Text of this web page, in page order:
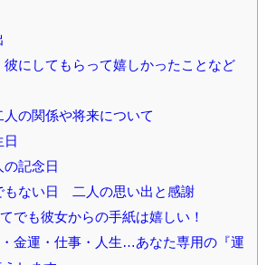
にしてもらって嬉しかったことなど
の関係や将来について
記念日
もない日 二人の思い出と感謝
でも彼女からの手紙は嬉しい！
金運・仕事・人生…あなた専用の『運